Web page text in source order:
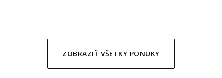
ZOBRAZIŤ VŠETKY PONUKY